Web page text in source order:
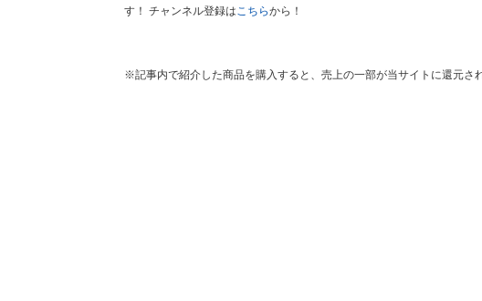
す！ チャンネル登録はこちらから！
※記事内で紹介した商品を購入すると、売上の一部が当サイトに還元さ